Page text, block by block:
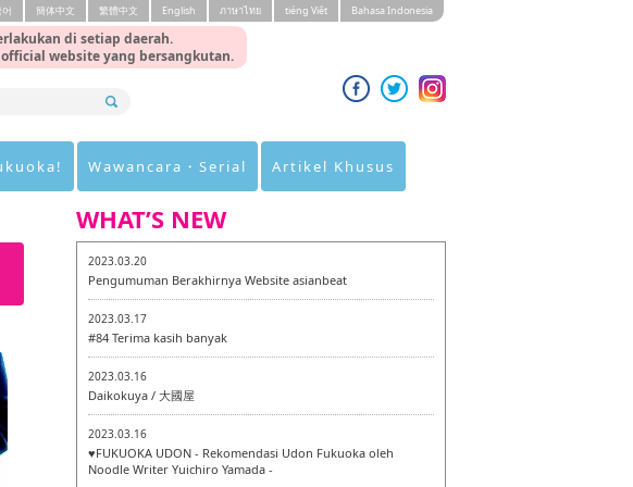
di setiap daerah.
website yang bersangkutan.
簡体中文 繁體中文 English ภาษาไทย tiéng Viêt Bahasa Indonesia
Wawancara・Serial Artikel Khusus
WHAT’S NEW
2023.03.20
Pengumuman Berakhirnya Website asianbeat
2023.03.17
#84 Terima kasih banyak
2023.03.16
Daikokuya / 大國屋
2023.03.16
♥FUKUOKA UDON - Rekomendasi Udon Fukuoka oleh
Noodle Writer Yuichiro Yamada -